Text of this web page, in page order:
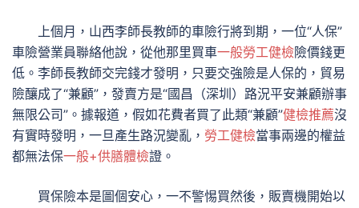
上個月，山西李師長教師的車險行將到期，一位“人保”
車險營業員聯絡他說，從他那里買車一般勞工健檢險價錢更
低。李師長教師交完錢才發明，只要交強險是人保的，貿易
險釀成了“兼顧”，發賣方是“國昌（深圳）路況平安兼顧辦事
無限公司”。據報道，假如花費者買了此類“兼顧”健檢推薦沒
有實時發明，一旦產生路況變亂， 勞工健檢當事兩邊的權益
都無法保一般+供膳體檢證。
買保險本是圖個安心，一不警惕買然後，販賣機開始以